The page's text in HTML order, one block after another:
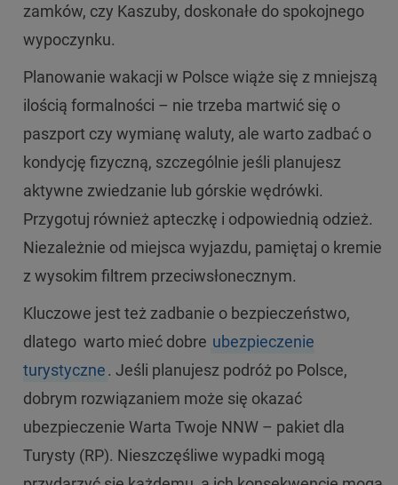
zamków, czy Kaszuby, doskonałe do spokojnego
wypoczynku.
Planowanie wakacji w Polsce wiąże się z mniejszą
ilością formalności – nie trzeba martwić się o
paszport czy wymianę waluty, ale warto zadbać o
kondycję fizyczną, szczególnie jeśli planujesz
aktywne zwiedzanie lub górskie wędrówki.
Przygotuj również apteczkę i odpowiednią odzież.
Niezależnie od miejsca wyjazdu, pamiętaj o kremie
z wysokim filtrem przeciwsłonecznym.
Kluczowe jest też zadbanie o bezpieczeństwo,
dlatego warto mieć dobre ubezpieczenie
turystyczne. Jeśli planujesz podróż po Polsce,
dobrym rozwiązaniem może się okazać
ubezpieczenie Warta Twoje NNW – pakiet dla
Turysty (RP). Nieszczęśliwe wypadki mogą